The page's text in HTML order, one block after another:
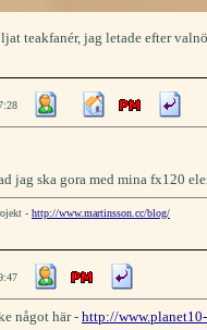
teakfanér, jag letade efter
jag ska gora med mina fx120
- http://www.martinsson.cc/blog/
något här - http://